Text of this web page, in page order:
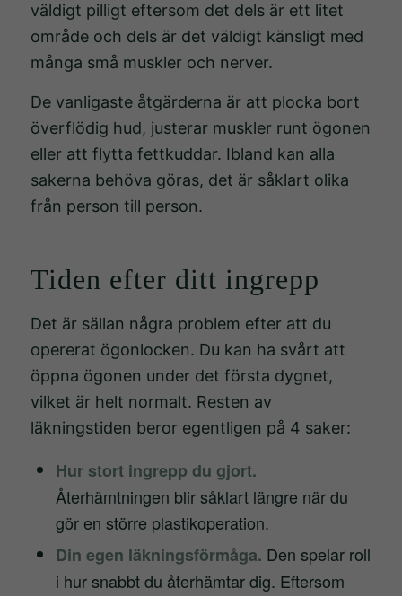
väldigt pilligt eftersom det dels är ett litet
område och dels är det väldigt känsligt med
många små muskler och nerver.
De vanligaste åtgärderna är att plocka bort
överflödig hud, justerar muskler runt ögonen
eller att flytta fettkuddar. Ibland kan alla
sakerna behöva göras, det är såklart olika
från person till person.
Tiden efter ditt ingrepp
Det är sällan några problem efter att du
opererat ögonlocken. Du kan ha svårt att
öppna ögonen under det första dygnet,
vilket är helt normalt. Resten av
läkningstiden beror egentligen på 4 saker:
Hur stort ingrepp du gjort.
Återhämtningen blir såklart längre när du
gör en större plastikoperation.
Din egen läkningsförmåga. Den spelar roll
i hur snabbt du återhämtar dig. Eftersom